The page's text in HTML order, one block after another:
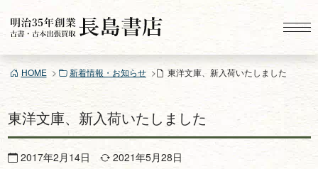
ン
ツ
ス
キ
プ
HOME 新着情報・お知らせ 東洋文庫、新入荷いたしました
東洋文庫、新入荷いたしました
2017年2月14日 2021年5月28日